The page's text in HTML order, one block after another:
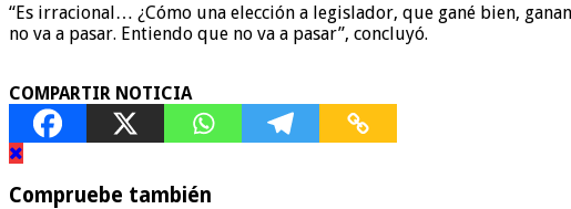
“Es irracional… ¿Cómo una elección a legislador, que gané bien,
no va a pasar. Entiendo que no va a pasar”, concluyó.
COMPARTIR NOTICIA
Compruebe también